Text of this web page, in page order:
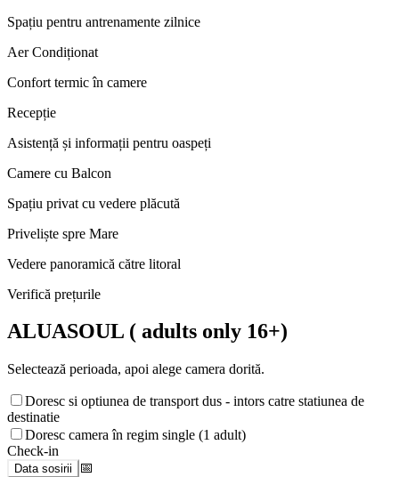
Spațiu pentru antrenamente zilnice
Aer Condiționat
Confort termic în camere
Recepție
Asistență și informații pentru oaspeți
Camere cu Balcon
Spațiu privat cu vedere plăcută
Priveliște spre Mare
Vedere panoramică către litoral
Verifică prețurile
ALUASOUL ( adults only 16+)
Selectează perioada, apoi alege camera dorită.
Doresc si optiunea de transport dus - intors catre statiunea de
destinatie
Doresc camera în regim single (1 adult)
Check-in
Data sosirii
📅